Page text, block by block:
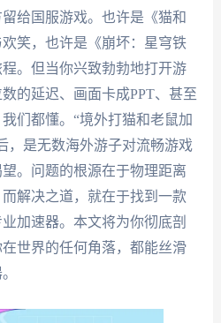
给国服游戏。也许是《猫和
笑，也许是《崩坏：星穹铁
。但当你兴致勃勃地打开游
的延迟、画面卡成PPT、甚至
们都懂。“境外打猫和老鼠加
，是无数海外游子对流畅游戏
。问题的根源在于物理距离
解决之道，就在于找到一款
加速器。本文将为你彻底剖
世界的任何角落，都能丝滑